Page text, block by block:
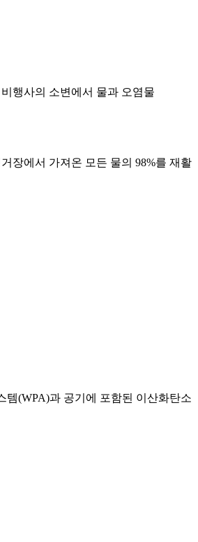
행사의 소변에서 물과 오염물
장에서 가져온 모든 물의 98%를 재활
(WPA)과 공기에 포함된 이산화탄소